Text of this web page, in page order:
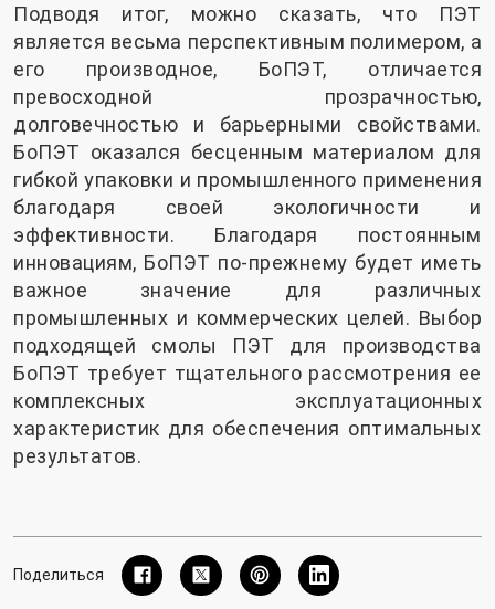
Подводя итог, можно сказать, что ПЭТ
является весьма перспективным полимером, а
его производное, БоПЭТ, отличается
превосходной прозрачностью,
долговечностью и барьерными свойствами.
БоПЭТ оказался бесценным материалом для
гибкой упаковки и промышленного применения
благодаря своей экологичности и
эффективности. Благодаря постоянным
инновациям, БоПЭТ по-прежнему будет иметь
важное значение для различных
промышленных и коммерческих целей. Выбор
подходящей смолы ПЭТ для производства
БоПЭТ требует тщательного рассмотрения ее
комплексных эксплуатационных
характеристик для обеспечения оптимальных
результатов.
Поделиться